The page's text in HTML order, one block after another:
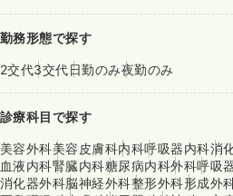
勤務形態で探す
2交代3交代日勤のみ夜勤のみ
診療科目で探す
美容外科美容皮膚科内科呼吸器内科消
血液内科腎臓内科糖尿病内科外科呼吸
消化器外科脳神経外科整形外科形成外